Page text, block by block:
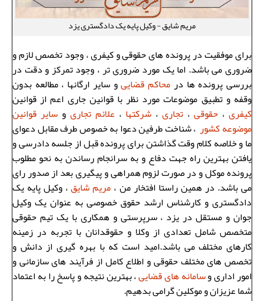
برای موفقیت در پرونده های حقوقی و کیفری ، وجود تخصص لازم و
ضروری می باشد. اما یک مورد ضروری تر ، وجود تمرکز و دقت در
بررسی پرونده ها درمحاکم قضاییو سایر ارگانها ، مطالعه بدون
وقفه و تطبیق موضوعات مورد نظر با قوانین جاری اعم از قوانین
کیفری ، حقوقی ، تجاری ، شرکتها ، علائم تجاری و سایر قوانین
موضوعه کشور، شناخت طرفین دعوا به خصوص طرف مقابل دعوای
ما و خلاصه کلام وقت گذاشتن برای پرونده قبل از جلسه دادرسی و
یافتن بهترین راه جهت دفاع و به سرانجام رساندن به نحو مطلوب
پرونده موکل و در صورت لزوم همراهی و پیگیری بعد از صدور رای
می باشد. در همین راستا افتخار من ،مریم شایق، وکیل پایه یک
دادگستری و کارشناس ارشد حقوق خصوصی به عنوان یک وکیل
جوان و مستقل در یزد ، سرپرستی و همکاری با یک تیم حقوقی
متخصص شامل تعدادی از وکلا و حقوقدانان با تجربه در زمینه
کارهای مختلف می باشد.امید است که با بهره گیری از دانش و
تخصص های مختلف حقوقی و اطلاع کامل از فرآیند های سازمانی و
امور اداری وسامانه های قضایی، بهترین نتیجه و پاسخ را به اعتماد
شما عزیزان و موکلین گرامی بدهیم.
مریم شایق - وکیل پایه یک دادگستری یزد